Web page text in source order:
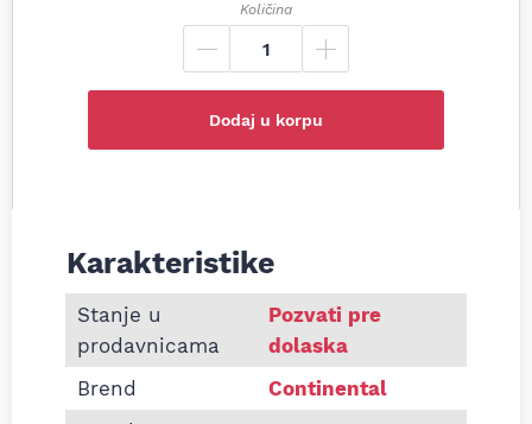
Količina
Dodaj u korpu
Informacije o Pk kaiš Continental 8PK2563
Karakteristike
Stanje u
prodavnicama
Pozvati pre
dolaska
Brend
Continental